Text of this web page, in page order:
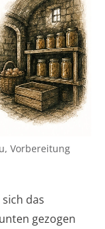
Vorbereitung
das
gezogen